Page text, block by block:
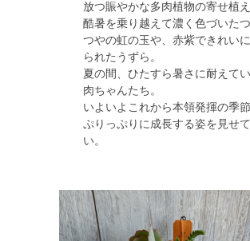
放つ賑やかな多肉植物の寄せ植え
酷暑を乗り越えて濃く色づいた
つやの虹の玉や、赤紫できれい
られたうずら。
夏の間、ひたすら暑さに耐えて
肉ちゃんたち。
いよいよこれから本領発揮の季節
ぷりっぷりに成長する姿を見せ